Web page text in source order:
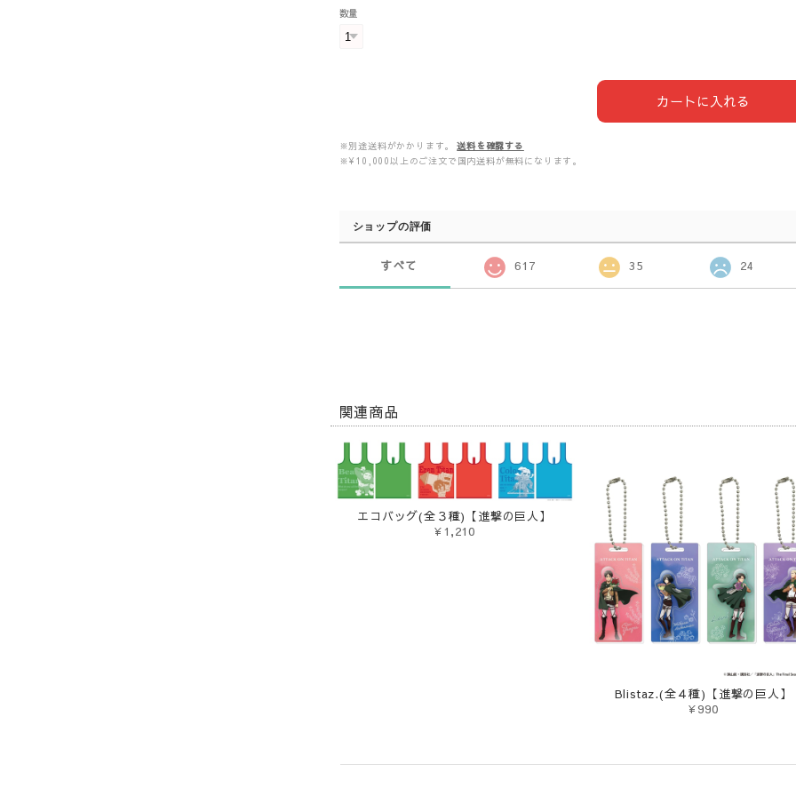
数量
カートに入れる
※別途送料がかかります。
送料を確認する
※¥10,000以上のご注文で国内送料が無料になります。
ショップの評価
すべて 617 35 24
関連商品
エコバッグ(全３種)【進撃の巨人】
¥1,210
Blistaz.(全４種)【進撃の巨人】
¥990